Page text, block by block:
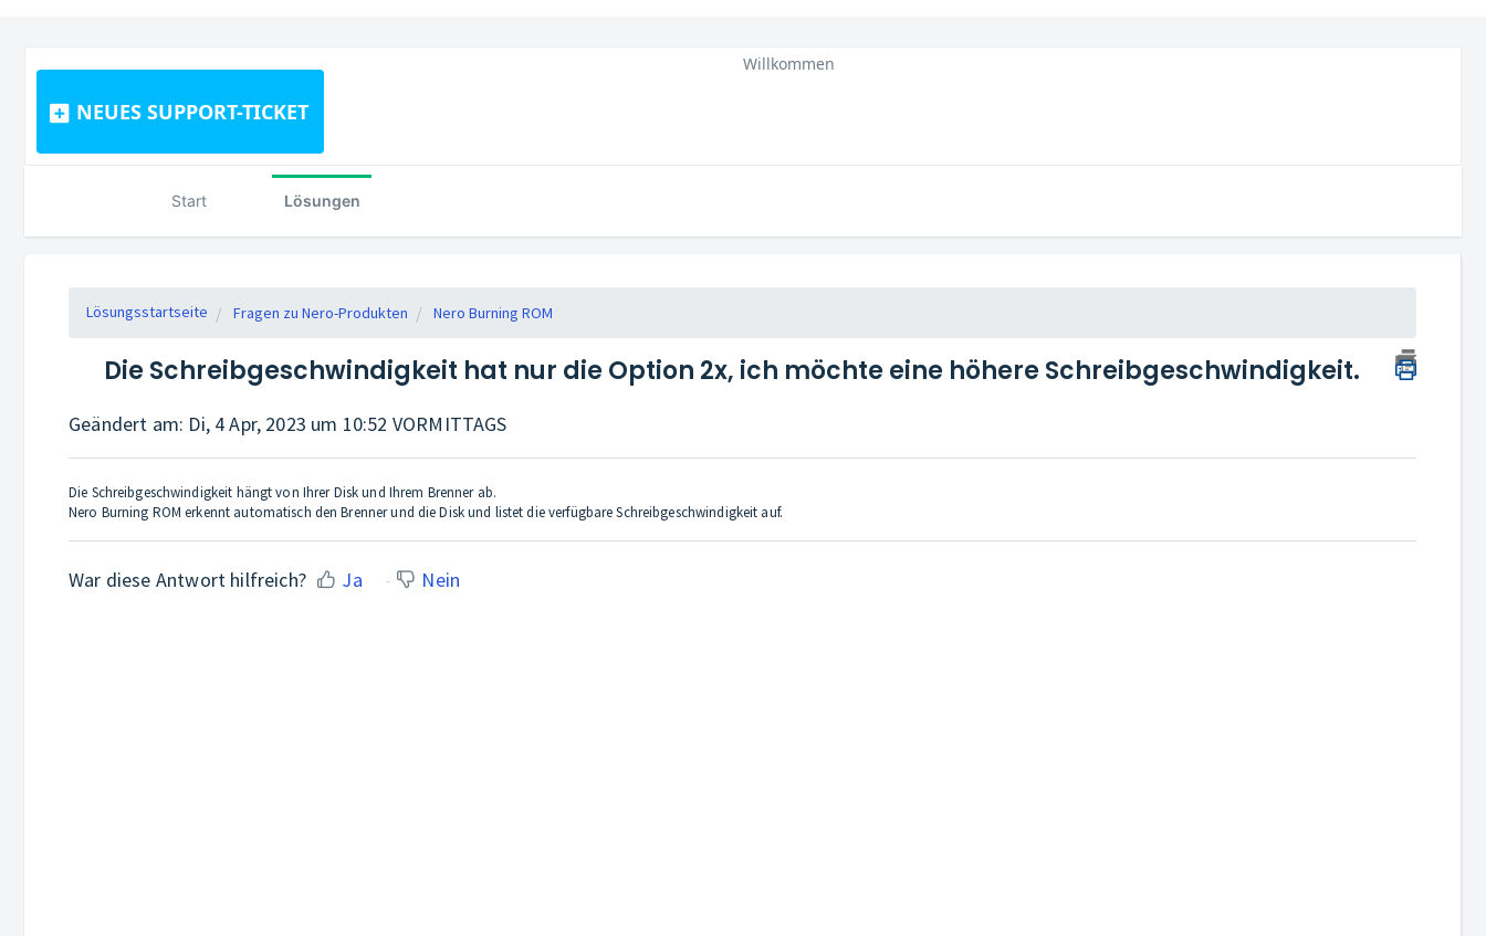
NEUES SUPPORT-TICKET
Willkommen
Start Lösungen
Lösungsstartseite Fragen zu Nero-Produkten Nero Burning ROM
Die Schreibgeschwindigkeit hat nur die Option 2x, ich möchte eine höhere Schreibgeschwindigkeit.
Geändert am: Di, 4 Apr, 2023 um 10:52 VORMITTAGS
Die Schreibgeschwindigkeit hängt von Ihrer Disk und Ihrem Brenner ab.
Nero Burning ROM erkennt automatisch den Brenner und die Disk und listet die verfügbare Schreibgeschwindigkeit auf.
War diese Antwort hilfreich? Ja Nein